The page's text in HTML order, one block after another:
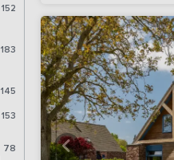
152
183
145
153
78